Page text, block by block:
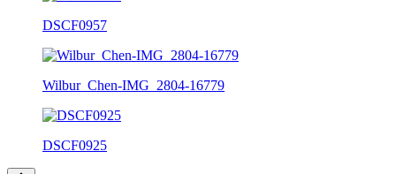
DSCF0957
Wilbur_Chen-IMG_2804-16779
DSCF0925